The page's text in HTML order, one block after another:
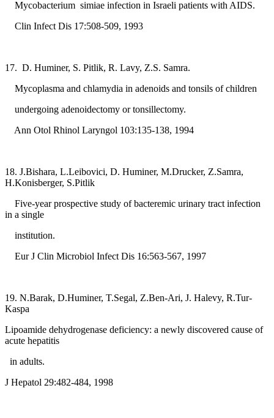
Mycobacterium simiae infection in Israeli patients with AIDS.
Clin Infect Dis 17:508-509, 1993
17. D. Huminer, S. Pitlik, R. Lavy, Z.S. Samra.
Mycoplasma and chlamydia in adenoids and tonsils of children
undergoing adenoidectomy or tonsillectomy.
Ann Otol Rhinol Laryngol 103:135-138, 1994
18. J.Bishara, L.Leibovici, D. Huminer, M.Drucker, Z.Samra,
H.Konisberger, S.Pitlik
Five-year prospective study of bacteremic urinary tract infection
in a single
institution.
Eur J Clin Microbiol Infect Dis 16:563-567, 1997
19. N.Barak, D.Huminer, T.Segal, Z.Ben-Ari, J. Halevy, R.Tur-
Kaspa
Lipoamide dehydrogenase deficiency: a newly discovered cause of
acute hepatitis
in adults.
J Hepatol 29:482-484, 1998